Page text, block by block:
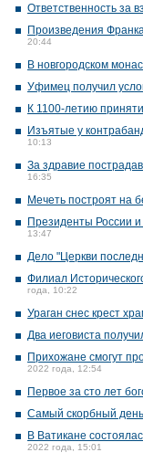
Ответственность за
Произведения
20:44
В новгородском
Уфимец получил
К 1100-летию
Изъятые у
10:13
За здравие
16:35
Мечеть построят на
Президенты России
13:47
Дело "Церкви
Филиал
года, 10:22
Ураган снес крест
Два иеговиста
Прихожане смогут
2022 года, 12:54
Первое за сто лет
Самый скорбный
В Ватикане
2022 года, 15:01